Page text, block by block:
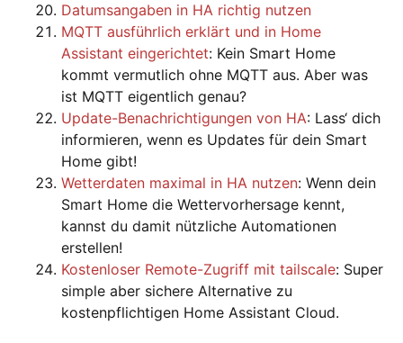
Datumsangaben in HA richtig nutzen
MQTT ausführlich erklärt und in Home
Assistant eingerichtet: Kein Smart Home
kommt vermutlich ohne MQTT aus. Aber was
ist MQTT eigentlich genau?
Update-Benachrichtigungen von HA: Lass‘ dich
informieren, wenn es Updates für dein Smart
Home gibt!
Wetterdaten maximal in HA nutzen: Wenn dein
Smart Home die Wettervorhersage kennt,
kannst du damit nützliche Automationen
erstellen!
Kostenloser Remote-Zugriff mit tailscale: Super
simple aber sichere Alternative zu
kostenpflichtigen Home Assistant Cloud.